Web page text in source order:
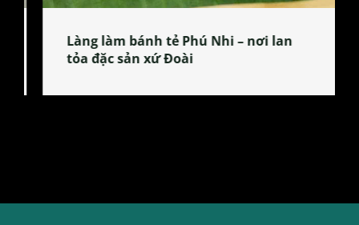
Làng làm bánh tẻ Phú Nhi – nơi lan
tỏa đặc sản xứ Đoài